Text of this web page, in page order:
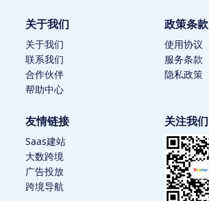
关于我们
关于我们
联系我们
合作伙伴
帮助中心
政策条款
使用协议
服务条款
隐私政策
友情链接
Saas建站
大数跨境
广告投放
跨境导航
关注我们